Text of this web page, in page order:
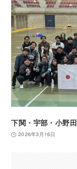
下関・宇部・小野
2026年3月16日